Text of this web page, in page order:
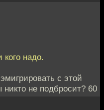
надо.
с этой
не подбросит? 60